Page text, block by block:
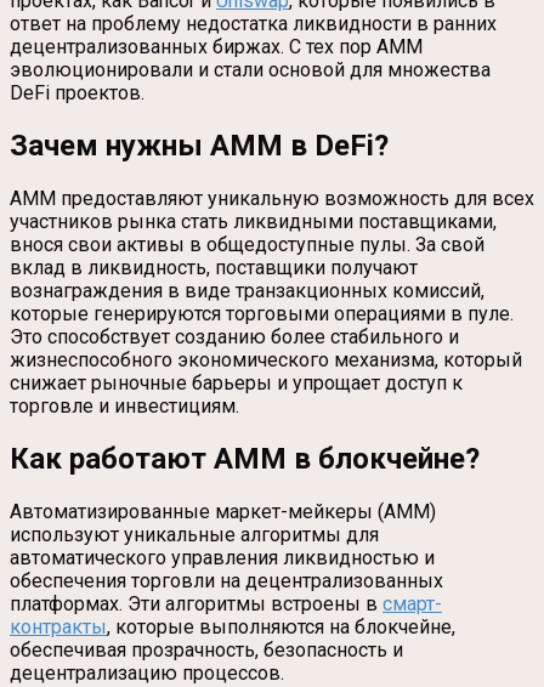
ответ на проблему недостатка ликвидности в ранних
децентрализованных биржах. С тех пор AMM
эволюционировали и стали основой для множества
DeFi проектов.
Зачем нужны AMM в DeFi?
AMM предоставляют уникальную возможность для всех
участников рынка стать ликвидными поставщиками,
внося свои активы в общедоступные пулы. За свой
вклад в ликвидность, поставщики получают
вознаграждения в виде транзакционных комиссий,
которые генерируются торговыми операциями в пуле.
Это способствует созданию более стабильного и
жизнеспособного экономического механизма, который
снижает рыночные барьеры и упрощает доступ к
торговле и инвестициям.
Как работают AMM в блокчейне?
Автоматизированные маркет-мейкеры (AMM)
используют уникальные алгоритмы для
автоматического управления ликвидностью и
обеспечения торговли на децентрализованных
платформах. Эти алгоритмы встроены в смарт-
контракты, которые выполняются на блокчейне,
обеспечивая прозрачность, безопасность и
децентрализацию процессов.